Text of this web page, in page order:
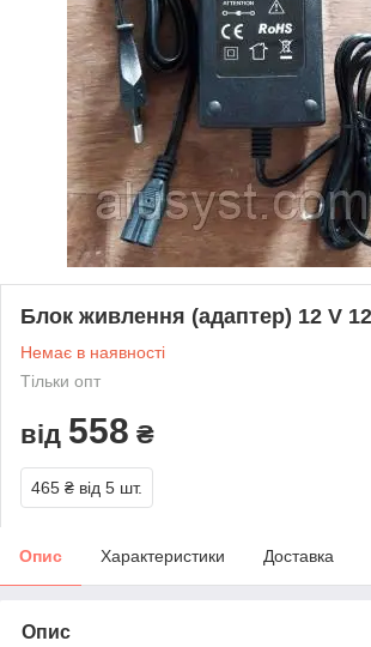
Блок живлення (адаптер) 12 V
Немає в наявності
Тільки опт
від 558 ₴
465 ₴ від 5 шт.
Опис Характеристики Доставка
Опис